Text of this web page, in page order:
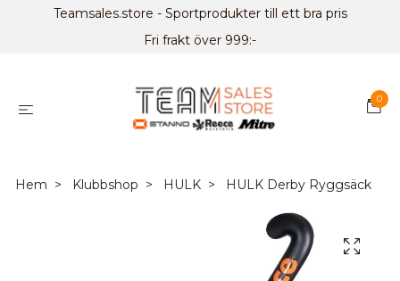
Teamsales.store - Sportprodukter till ett bra pris
Fri frakt över 999:-
0
Hem Klubbshop HULK HULK Derby Ryggsäck